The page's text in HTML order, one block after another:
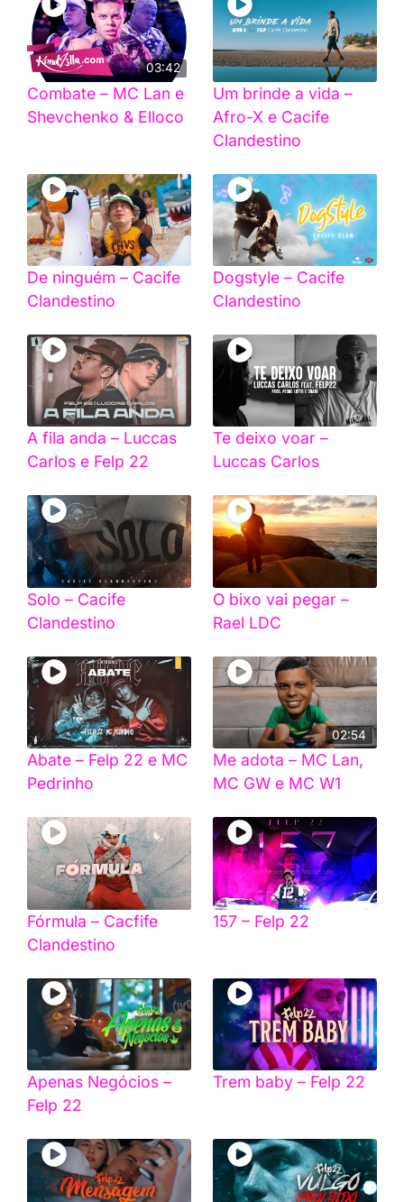
03:42
Combate – MC Lan e
Shevchenko & Elloco
Um brinde a vida –
Afro-X e Cacife
Clandestino
De ninguém – Cacife
Clandestino
Dogstyle – Cacife
Clandestino
A fila anda – Luccas
Carlos e Felp 22
Te deixo voar –
Luccas Carlos
Solo – Cacife
Clandestino
O bixo vai pegar –
Rael LDC
Abate – Felp 22 e MC
Pedrinho
02:54
Me adota – MC Lan,
MC GW e MC W1
Fórmula – Cacfife
Clandestino
157 – Felp 22
Apenas Negócios –
Felp 22
Trem baby – Felp 22